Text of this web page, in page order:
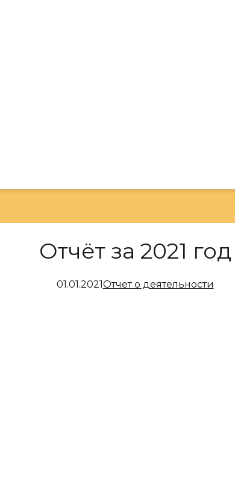
Отчёт за 2021 год
01.01.2021Отчет о деятельности